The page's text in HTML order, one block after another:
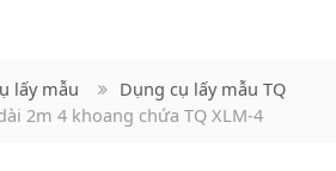
lấy mẫu
Dụng cụ lấy mẫu TQ
2m 4 khoang chứa TQ XLM-4